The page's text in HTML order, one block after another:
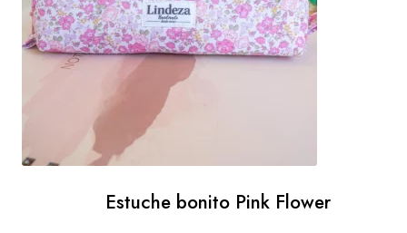
Estuche bonito Pink Flower